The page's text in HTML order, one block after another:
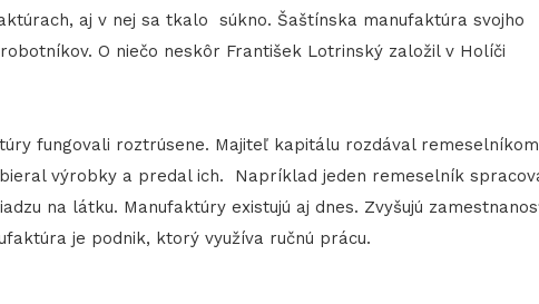
aj v nej sa tkalo súkno. Šaštínska manufaktúra svojho
O niečo neskôr František Lotrinský založil v Holíči
fungovali roztrúsene. Majiteľ kapitálu rozdával remeselníkom
výrobky a predal ich. Napríklad jeden remeselník
na látku. Manufaktúry existujú aj dnes. Zvyšujú
je podnik, ktorý využíva ručnú prácu.